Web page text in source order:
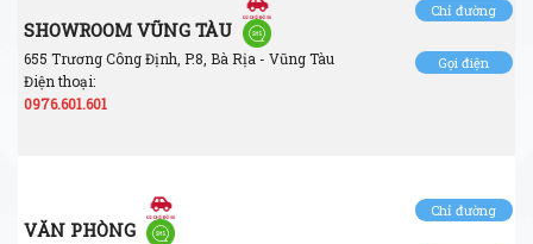
SHOWROOM VŨNG TÀU
655 Trương Công Định, P.8, Bà Rịa - Vũng Tàu
Điện thoại:
0976.601.601
Chỉ đường
Gọi điện
VĂN PHÒNG
Chỉ đường